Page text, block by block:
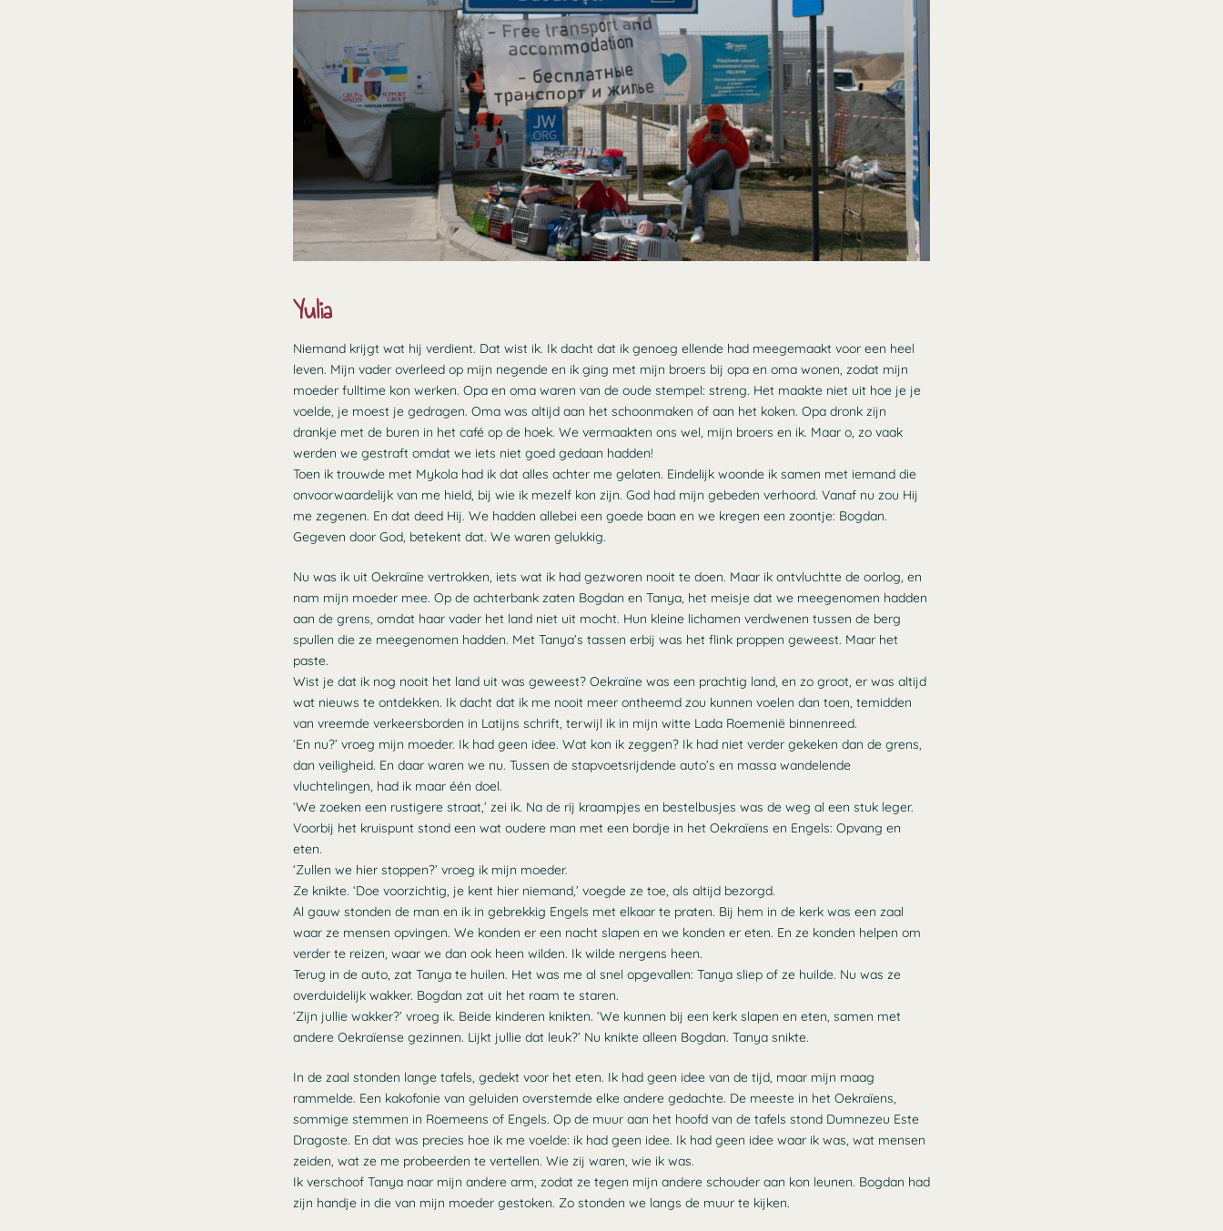
Yulia
Niemand krijgt wat hij verdient. Dat wist ik. Ik dacht dat ik genoeg ellende had meegemaakt voor een heel
leven. Mijn vader overleed op mijn negende en ik ging met mijn broers bij opa en oma wonen, zodat mijn
moeder fulltime kon werken. Opa en oma waren van de oude stempel: streng. Het maakte niet uit hoe je je
voelde, je moest je gedragen. Oma was altijd aan het schoonmaken of aan het koken. Opa dronk zijn
drankje met de buren in het café op de hoek. We vermaakten ons wel, mijn broers en ik. Maar o, zo vaak
werden we gestraft omdat we iets niet goed gedaan hadden!
Toen ik trouwde met Mykola had ik dat alles achter me gelaten. Eindelijk woonde ik samen met iemand die
onvoorwaardelijk van me hield, bij wie ik mezelf kon zijn. God had mijn gebeden verhoord. Vanaf nu zou Hij
me zegenen. En dat deed Hij. We hadden allebei een goede baan en we kregen een zoontje: Bogdan.
Gegeven door God, betekent dat. We waren gelukkig.
Nu was ik uit Oekraïne vertrokken, iets wat ik had gezworen nooit te doen. Maar ik ontvluchtte de oorlog, en
nam mijn moeder mee. Op de achterbank zaten Bogdan en Tanya, het meisje dat we meegenomen hadden
aan de grens, omdat haar vader het land niet uit mocht. Hun kleine lichamen verdwenen tussen de berg
spullen die ze meegenomen hadden. Met Tanya’s tassen erbij was het flink proppen geweest. Maar het
paste.
Wist je dat ik nog nooit het land uit was geweest? Oekraïne was een prachtig land, en zo groot, er was altijd
wat nieuws te ontdekken. Ik dacht dat ik me nooit meer ontheemd zou kunnen voelen dan toen, temidden
van vreemde verkeersborden in Latijns schrift, terwijl ik in mijn witte Lada Roemenië binnenreed.
‘En nu?’ vroeg mijn moeder. Ik had geen idee. Wat kon ik zeggen? Ik had niet verder gekeken dan de grens,
dan veiligheid. En daar waren we nu. Tussen de stapvoetsrijdende auto’s en massa wandelende
vluchtelingen, had ik maar één doel.
‘We zoeken een rustigere straat,’ zei ik. Na de rij kraampjes en bestelbusjes was de weg al een stuk leger.
Voorbij het kruispunt stond een wat oudere man met een bordje in het Oekraïens en Engels: Opvang en
eten.
‘Zullen we hier stoppen?’ vroeg ik mijn moeder.
Ze knikte. ‘Doe voorzichtig, je kent hier niemand,’ voegde ze toe, als altijd bezorgd.
Al gauw stonden de man en ik in gebrekkig Engels met elkaar te praten. Bij hem in de kerk was een zaal
waar ze mensen opvingen. We konden er een nacht slapen en we konden er eten. En ze konden helpen om
verder te reizen, waar we dan ook heen wilden. Ik wilde nergens heen.
Terug in de auto, zat Tanya te huilen. Het was me al snel opgevallen: Tanya sliep of ze huilde. Nu was ze
overduidelijk wakker. Bogdan zat uit het raam te staren.
‘Zijn jullie wakker?’ vroeg ik. Beide kinderen knikten. ‘We kunnen bij een kerk slapen en eten, samen met
andere Oekraïense gezinnen. Lijkt jullie dat leuk?’ Nu knikte alleen Bogdan. Tanya snikte.
In de zaal stonden lange tafels, gedekt voor het eten. Ik had geen idee van de tijd, maar mijn maag
rammelde. Een kakofonie van geluiden overstemde elke andere gedachte. De meeste in het Oekraïens,
sommige stemmen in Roemeens of Engels. Op de muur aan het hoofd van de tafels stond Dumnezeu Este
Dragoste. En dat was precies hoe ik me voelde: ik had geen idee. Ik had geen idee waar ik was, wat mensen
zeiden, wat ze me probeerden te vertellen. Wie zij waren, wie ik was.
Ik verschoof Tanya naar mijn andere arm, zodat ze tegen mijn andere schouder aan kon leunen. Bogdan had
zijn handje in die van mijn moeder gestoken. Zo stonden we langs de muur te kijken.